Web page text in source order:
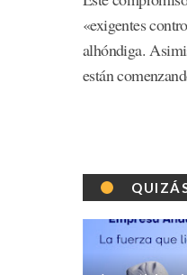
«exigentes
alhóndiga.
están